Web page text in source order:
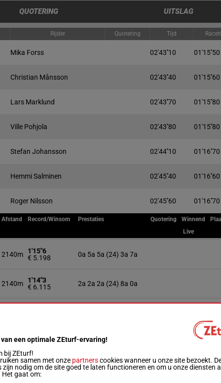
QUOTERING UITSLAG
Rijder Quotering Tijd
Mika Forss 02'43''10 01'15''50
Christian Månsson 02'43''40 01'15''60
Lars Marklund 02'43''70 01'15''80
Ville Pohjola 02'43''80 01'15''80
Stefan Johansson 02'44''10 01'16''70
Hemmi Salminen 02'45''40 01'16''60
Roger Nilsson 02'45''60 01'16''70
Afstand Record/Winsom Prestaties Quotering Winnend
Live
2140m
1'15"6
€ 5.198
0a 5a 5a (24) 3a 7a
2140m
1'14"3
€ 6.115
2a 2a 2a (24) 8a 0a
2140m 1'17"9
€ 5.541
Da 3a 6a 2a 3a
2140m 1'17"8
€ 5.106
Da (24) 6a 0a 6a 0a
een optimale ZEturf-ervaring!
bij ZEturf!
samen met onze partnerscookies wanneer u onze site bezoekt.
zijn nodig om de site goed te laten functioneren en om u onze diensten
Het gaat om: